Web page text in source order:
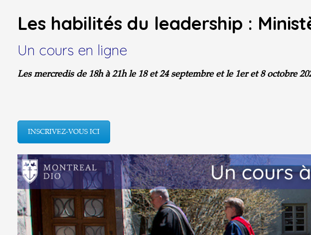
Les habilités du leadership :
Un cours en ligne
Les mercredis de 18h à 21h le 18 et 24 septembre et le 1er et 8 octobre
INSCRIVEZ-VOUS ICI